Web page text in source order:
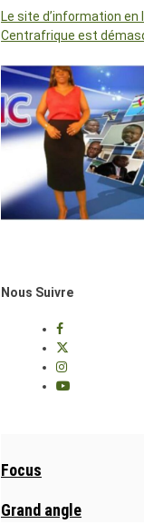
Le site d’information en
Centrafrique est
Nous Suivre
Focus
Grand angle